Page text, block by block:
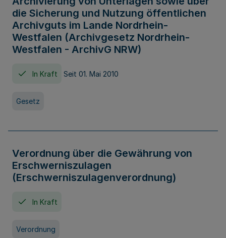
die Sicherung und Nutzung öffentlichen
Archivguts im Lande Nordrhein-
Westfalen (Archivgesetz Nordrhein-
Westfalen - ArchivG NRW)
In Kraft Seit 01. Mai 2010
Gesetz
Verordnung über die Gewährung von
Erschwerniszulagen
(Erschwerniszulagenverordnung)
In Kraft
Verordnung